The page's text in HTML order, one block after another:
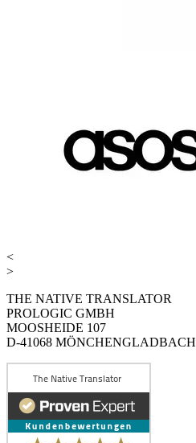
<
>
THE NATIVE TRANSLATOR
PROLOGIC GMBH
MOOSHEIDE 107
D-41068 MÖNCHENGLADBACH